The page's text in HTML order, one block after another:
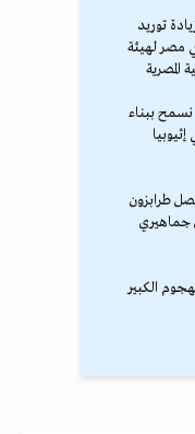
توريد
مصر لهيئة
المصرية
نسمح ببناء
طرابزون
جماهيري
الكبير